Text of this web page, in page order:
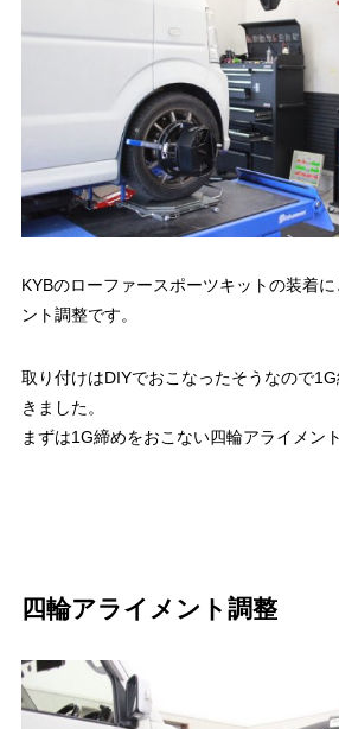
KYBのローファースポーツキットの装着
ント調整です。
取り付けはDIYでおこなったそうなので
きました。
まずは1G締めをおこない四輪アライメン
四輪アライメント調整